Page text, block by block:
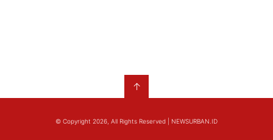
↑
© Copyright 2026, All Rights Reserved | NEWSURBAN.ID